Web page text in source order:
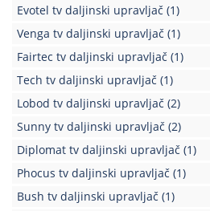
Evotel tv daljinski upravljač (1)
Venga tv daljinski upravljač (1)
Fairtec tv daljinski upravljač (1)
Tech tv daljinski upravljač (1)
Lobod tv daljinski upravljač (2)
Sunny tv daljinski upravljač (2)
Diplomat tv daljinski upravljač (1)
Phocus tv daljinski upravljač (1)
Bush tv daljinski upravljač (1)